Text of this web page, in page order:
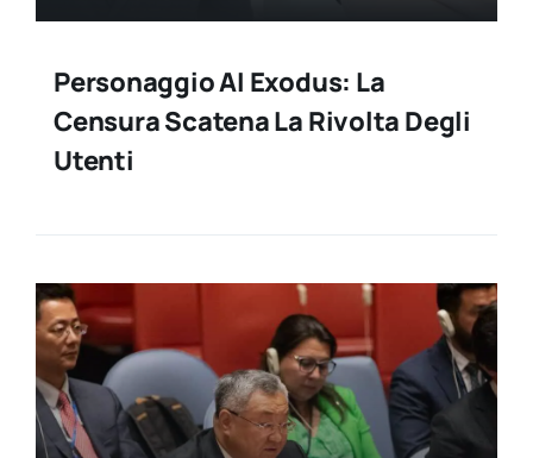
Personaggio AI Exodus: La
Censura Scatena La Rivolta Degli
Utenti